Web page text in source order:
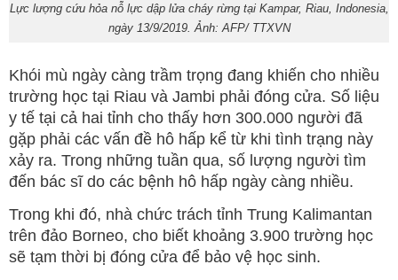
Lực lượng cứu hỏa nỗ lực dập lửa cháy rừng tại Kampar, Riau, Indonesia,
ngày 13/9/2019. Ảnh: AFP/ TTXVN
Khói mù ngày càng trầm trọng đang khiến cho nhiều
trường học tại Riau và Jambi phải đóng cửa. Số liệu
y tế tại cả hai tỉnh cho thấy hơn 300.000 người đã
gặp phải các vấn đề hô hấp kể từ khi tình trạng này
xảy ra. Trong những tuần qua, số lượng người tìm
đến bác sĩ do các bệnh hô hấp ngày càng nhiều.
Trong khi đó, nhà chức trách tỉnh Trung Kalimantan
trên đảo Borneo, cho biết khoảng 3.900 trường học
sẽ tạm thời bị đóng cửa để bảo vệ học sinh.